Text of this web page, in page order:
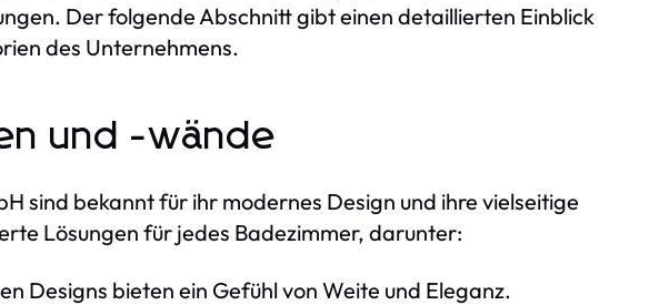
Der folgende Abschnitt gibt einen detaillierten Einblick
des Unternehmens.
und -wände
sind bekannt für ihr modernes Design und ihre vielseitige
Lösungen für jedes Badezimmer, darunter:
Designs bieten ein Gefühl von Weite und Eleganz.